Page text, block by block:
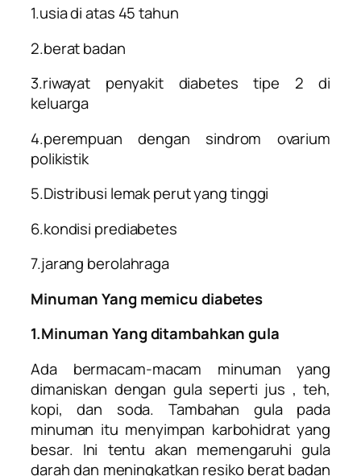
1.usia di atas 45 tahun
2.berat badan
3.riwayat penyakit diabetes tipe 2 di
keluarga
4.perempuan dengan sindrom ovarium
polikistik
5.Distribusi lemak perut yang tinggi
6.kondisi prediabetes
7.jarang berolahraga
Minuman Yang memicu diabetes
1.Minuman Yang ditambahkan gula
Ada bermacam-macam minuman yang
dimaniskan dengan gula seperti jus , teh,
kopi, dan soda. Tambahan gula pada
minuman itu menyimpan karbohidrat yang
besar. Ini tentu akan memengaruhi gula
darah dan meningkatkan resiko berat badan